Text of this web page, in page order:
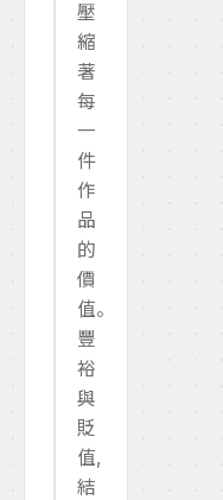
壓
縮
著
每
一
件
作
品
的
價
值。
豐
裕
與
貶
值,
結